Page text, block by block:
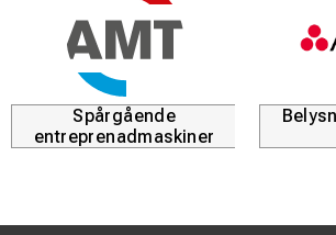
skydda mot.
Jämfört med sand och duk ligger tråget
kablage över tid, och man behöver ej
korrigeringsfaktorn.
Monteras väldigt snabbt på plats och
totalekonomi i projekt.
Spårgående
entreprenadmaskiner